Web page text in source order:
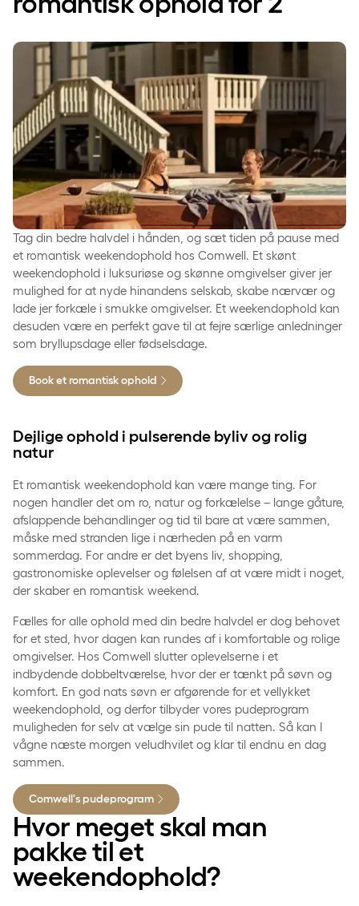
Tag din bedre halvdel i hånden, og sæt tiden på pause med
et romantisk weekendophold hos Comwell. Et skønt
weekendophold i luksuriøse og skønne omgivelser giver jer
mulighed for at nyde hinandens selskab, skabe nærvær og
lade jer forkæle i smukke omgivelser. Et weekendophold kan
desuden være en perfekt gave til at fejre særlige anledninger
som bryllupsdage eller fødselsdage.
Book et romantisk ophold
Dejlige ophold i pulserende byliv og rolig
natur
Et romantisk weekendophold kan være mange ting. For
nogen handler det om ro, natur og forkælelse – lange gåture,
afslappende behandlinger og tid til bare at være sammen,
måske med stranden lige i nærheden på en varm
sommerdag. For andre er det byens liv, shopping,
gastronomiske oplevelser og følelsen af at være midt i noget,
der skaber en romantisk weekend.
Fælles for alle ophold med din bedre halvdel er dog behovet
for et sted, hvor dagen kan rundes af i komfortable og rolige
omgivelser. Hos Comwell slutter oplevelserne i et
indbydende dobbeltværelse, hvor der er tænkt på søvn og
komfort. En god nats søvn er afgørende for et vellykket
weekendophold, og derfor tilbyder vores pudeprogram
muligheden for selv at vælge sin pude til natten. Så kan I
vågne næste morgen veludhvilet og klar til endnu en dag
sammen.
Comwell's pudeprogram
Hvor meget skal man
pakke til et
weekendophold?